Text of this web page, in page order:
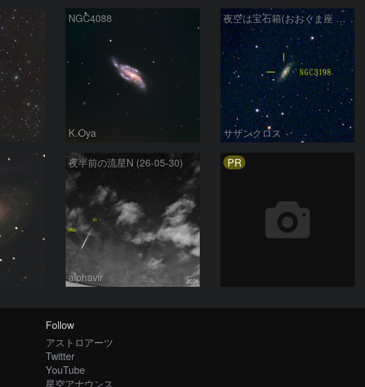
NGC4088
K.Oya
夜空は宝石箱(おおぐま座 NGC3198) Seestar50
サザンクロス
夜半前の流星N (26-05-30)
alphavir
PR
Follow
アストロアーツ
Twitter
YouTube
星空アナウンス